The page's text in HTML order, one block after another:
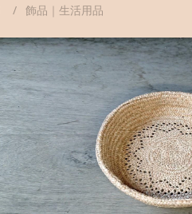
飾品｜生活用品